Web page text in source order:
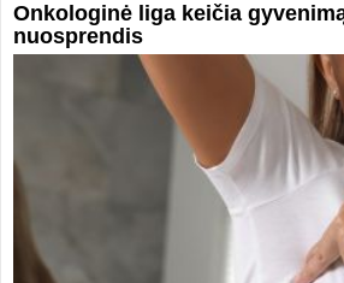
Onkologinė liga keičia
nuosprendis